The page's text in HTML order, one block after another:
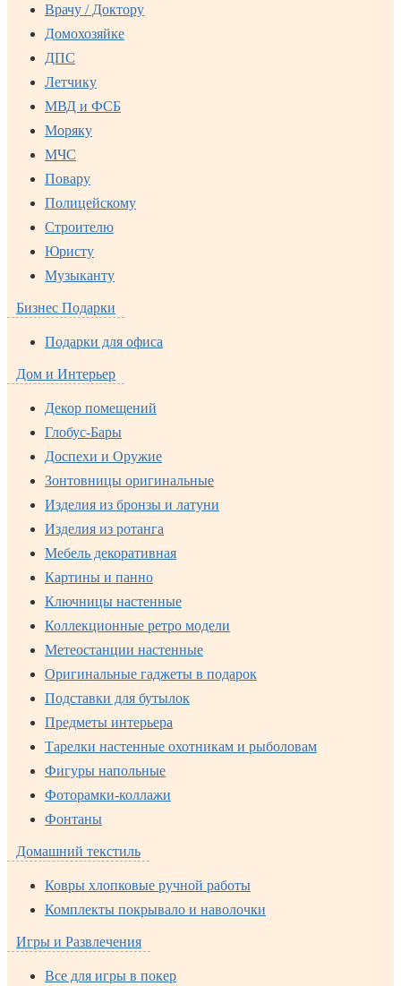
Врачу / Доктору
Домохозяйке
ДПС
Летчику
МВД и ФСБ
Моряку
МЧС
Повару
Полицейскому
Строителю
Юристу
Музыканту
Бизнес Подарки
Подарки для офиса
Дом и Интерьер
Декор помещений
Глобус-Бары
Доспехи и Оружие
Зонтовницы оригинальные
Изделия из бронзы и латуни
Изделия из ротанга
Мебель декоративная
Картины и панно
Ключницы настенные
Коллекционные ретро модели
Метеостанции настенные
Оригинальные гаджеты в подарок
Подставки для бутылок
Предметы интерьера
Тарелки настенные охотникам и рыболовам
Фигуры напольные
Фоторамки-коллажи
Фонтаны
Домашний текстиль
Ковры хлопковые ручной работы
Комплекты покрывало и наволочки
Игры и Развлечения
Все для игры в покер